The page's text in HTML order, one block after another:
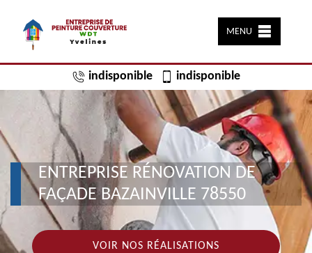
MENU
indisponible indisponible
ENTREPRISE RÉNOVATION DE
FAÇADE BAZAINVILLE 78550
VOIR NOS RÉALISATIONS